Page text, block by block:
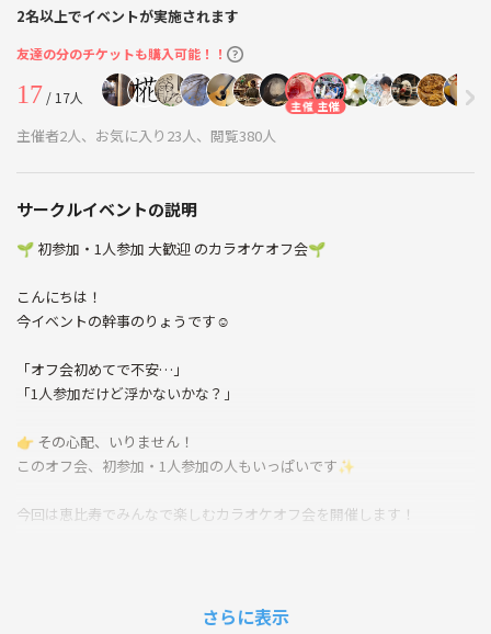
2名以上でイベントが実施されます
友達の分のチケットも購入可能！！
17/ 17人 主催 主催
主催者2人、お気に入り23人、閲覧380人
サークルイベントの説明
🌱 初参加・1人参加 大歓迎 のカラオケオフ会🌱
こんにちは！
今イベントの幹事のりょうです☺️
「オフ会初めてで不安…」
「1人参加だけど浮かないかな？」
👉 その心配、いりません！
このオフ会、初参加・1人参加の人もいっぱいです✨
今回は恵比寿でみんなで楽しむカラオケオフ会を開催します！
・店内に入りカラオケの鉄人の受付にて「シードリームのオフ会部屋は
さらに表示